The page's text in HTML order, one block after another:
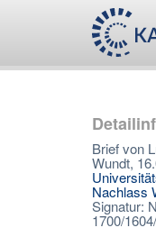
Brief von
Wundt,
Nachlass
Signatur:
1700/